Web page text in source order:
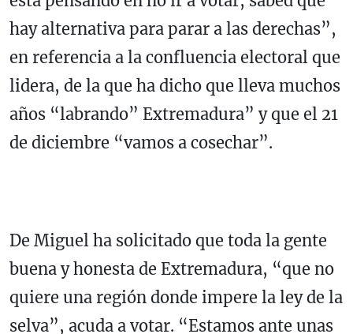
hay alternativa para parar a las derechas”,
en referencia a la confluencia electoral que
lidera, de la que ha dicho que lleva muchos
años “labrando” Extremadura” y que el 21
de diciembre “vamos a cosechar”.
De Miguel ha solicitado que toda la gente
buena y honesta de Extremadura, “que no
quiere una región donde impere la ley de la
selva”, acuda a votar. “Estamos ante unas